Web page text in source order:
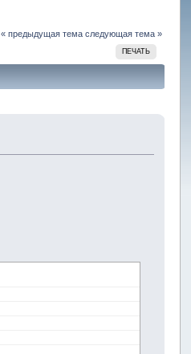
« предыдущая тема следующая тема »
ПЕЧАТЬ